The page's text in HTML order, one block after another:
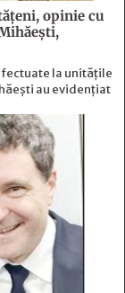
opinie cu
la unitățile
au evidențiat